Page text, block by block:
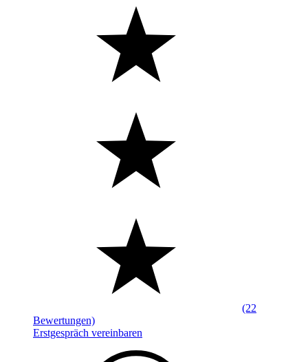
(22
Bewertungen)
Erstgespräch vereinbaren